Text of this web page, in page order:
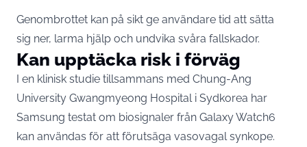
Genombrottet kan på sikt ge användare tid att sätta
sig ner, larma hjälp och undvika svåra fallskador.
Kan upptäcka risk i förväg
I en klinisk studie tillsammans med Chung-Ang
University Gwangmyeong Hospital i Sydkorea har
Samsung testat om biosignaler från Galaxy Watch6
kan användas för att förutsäga vasovagal synkope.